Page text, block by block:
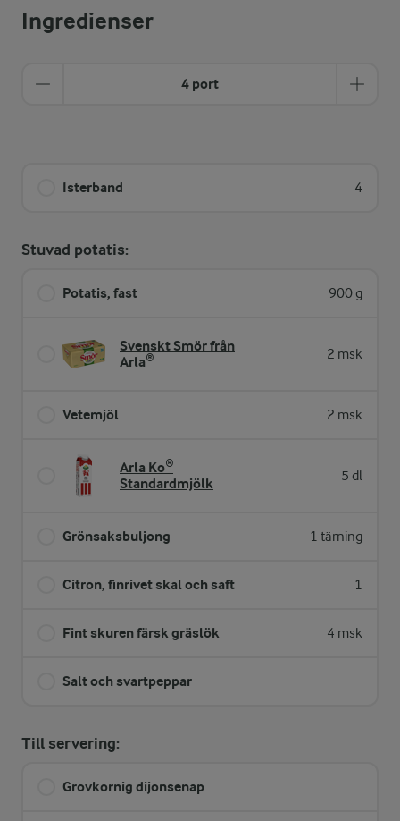
Ingredienser
4 port
Isterband 4
Stuvad potatis:
Potatis, fast 900 g
Svenskt Smör från
Arla®
2 msk
Vetemjöl 2 msk
Arla Ko®
Standardmjölk
5 dl
Grönsaksbuljong 1 tärning
Citron, finrivet skal och saft 1
Fint skuren färsk gräslök 4 msk
Salt och svartpeppar
Till servering:
Grovkornig dijonsenap